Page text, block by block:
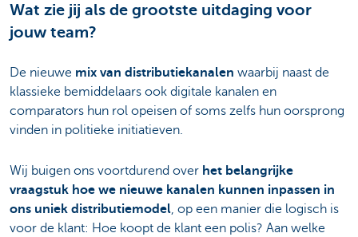
Wat zie jij als de grootste uitdaging voor
jouw team?
De nieuwe mix van distributiekanalen waarbij naast de
klassieke bemiddelaars ook digitale kanalen en
comparators hun rol opeisen of soms zelfs hun oorsprong
vinden in politieke initiatieven.
Wij buigen ons voortdurend over het belangrijke
vraagstuk hoe we nieuwe kanalen kunnen inpassen in
ons uniek distributiemodel, op een manier die logisch is
voor de klant: Hoe koopt de klant een polis? Aan welke